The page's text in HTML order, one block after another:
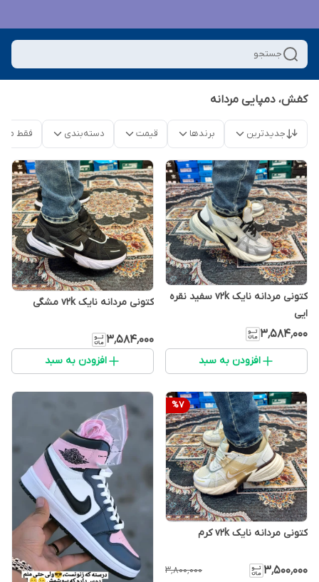
جستجو
کفش، دمپایی مردانه
جدیدترین برندها قیمت دسته‌بندی فقط
کتونی مردانه نایک v2k سفید نقره
ایی
۳٬۵۸۴٬۰۰۰
افزودن به سبد
کتونی مردانه نایک v2k مشگی
۳٬۵۸۴٬۰۰۰
افزودن به سبد
%7
کتونی مردانه نایک v2k کرم
۳٬۵۰۰٬۰۰۰ ۳٬۸۰۰٬۰۰۰